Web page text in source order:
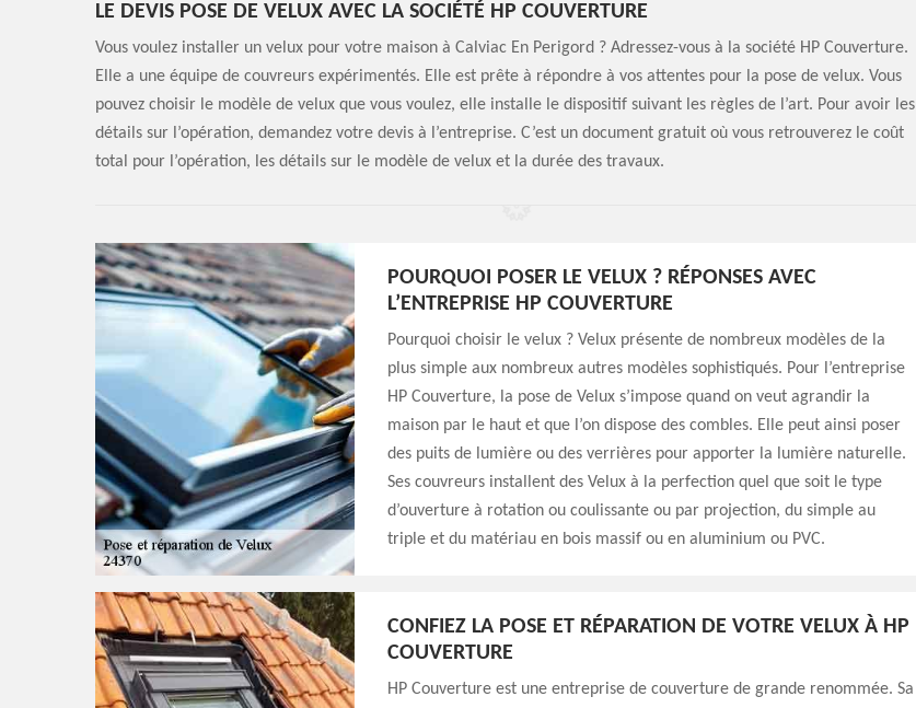
LE DEVIS POSE DE VELUX AVEC LA SOCIÉTÉ HP COUVERTURE
Vous voulez installer un velux pour votre maison à Calviac En Perigord ? Adressez-vous à la société HP Couverture.
Elle a une équipe de couvreurs expérimentés. Elle est prête à répondre à vos attentes pour la pose de velux. Vous
pouvez choisir le modèle de velux que vous voulez, elle installe le dispositif suivant les règles de l’art. Pour avoir les
détails sur l’opération, demandez votre devis à l’entreprise. C’est un document gratuit où vous retrouverez le coût
total pour l’opération, les détails sur le modèle de velux et la durée des travaux.
POURQUOI POSER LE VELUX ? RÉPONSES AVEC
L’ENTREPRISE HP COUVERTURE
Pourquoi choisir le velux ? Velux présente de nombreux modèles de la
plus simple aux nombreux autres modèles sophistiqués. Pour l’entreprise
HP Couverture, la pose de Velux s’impose quand on veut agrandir la
maison par le haut et que l’on dispose des combles. Elle peut ainsi poser
des puits de lumière ou des verrières pour apporter la lumière naturelle.
Ses couvreurs installent des Velux à la perfection quel que soit le type
d’ouverture à rotation ou coulissante ou par projection, du simple au
triple et du matériau en bois massif ou en aluminium ou PVC.
CONFIEZ LA POSE ET RÉPARATION DE VOTRE VELUX À HP
COUVERTURE
HP Couverture est une entreprise de couverture de grande renommée. Sa